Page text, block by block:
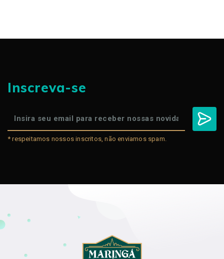
Inscreva-se
* respeitamos nossos inscritos, não enviamos spam.